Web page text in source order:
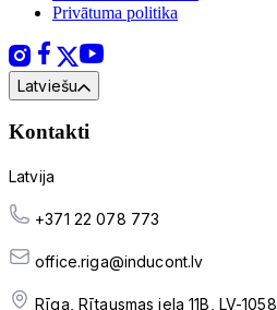
Privātuma politika
Latviešu
Kontakti
Latvija
+371 22 078 773
office.riga@inducont.lv
Rīga, Rītausmas iela 11B, LV-1058